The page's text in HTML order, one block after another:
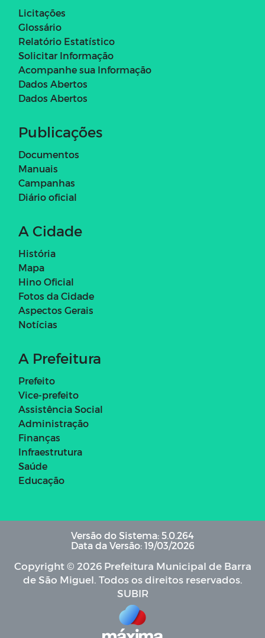
Licitações
Glossário
Relatório Estatístico
Solicitar Informação
Acompanhe sua Informação
Dados Abertos
Dados Abertos
Publicações
Documentos
Manuais
Campanhas
Diário oficial
A Cidade
História
Mapa
Hino Oficial
Fotos da Cidade
Aspectos Gerais
Notícias
A Prefeitura
Prefeito
Vice-prefeito
Assistência Social
Administração
Finanças
Infraestrutura
Saúde
Educação
Versão do Sistema: 5.0.264
Data da Versão: 19/03/2026
Copyright © 2026 Prefeitura Municipal de Barra
de São Miguel. Todos os direitos reservados.
SUBIR